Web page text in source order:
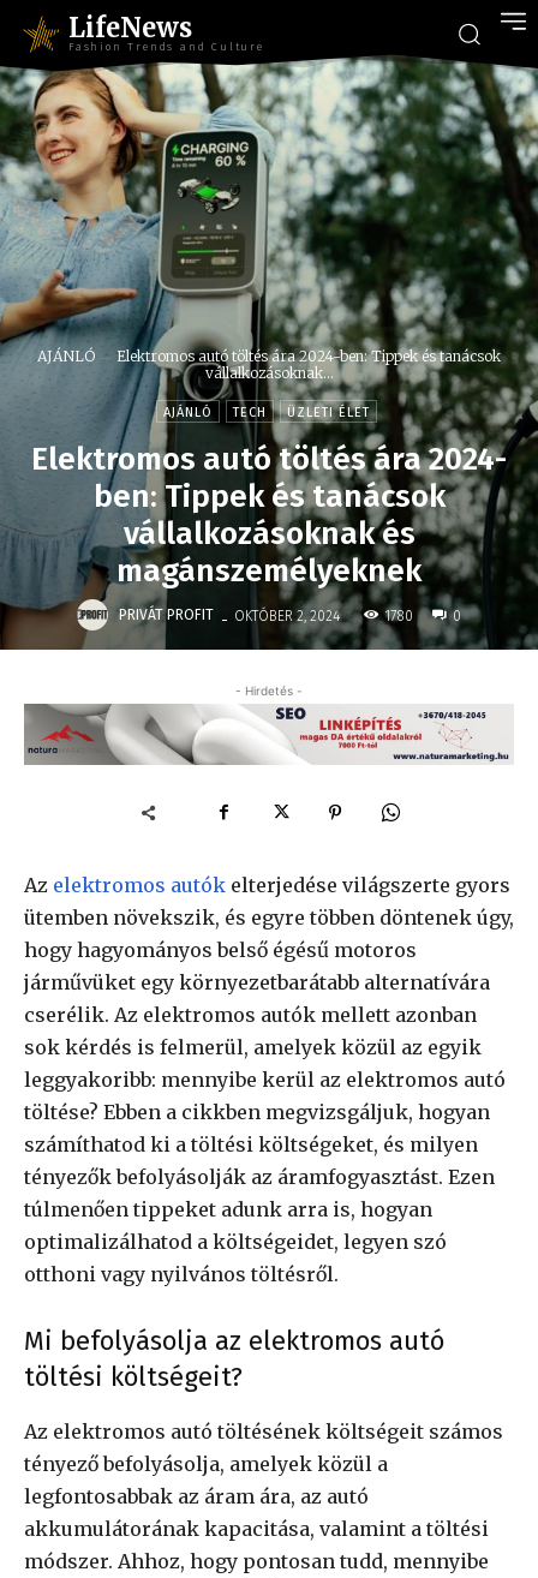
LifeNews
Fashion Trends and Culture
AJÁNLÓ
Elektromos autó töltés ára 2024-ben: Tippek és tanácsok
vállalkozásoknak...
AJÁNLÓ TECH ÜZLETI ÉLET
Elektromos autó töltés ára 2024-
ben: Tippek és tanácsok
vállalkozásoknak és
magánszemélyeknek
PRIVÁT PROFIT - OKTÓBER 2, 2024 1780 0
- Hirdetés -
Az elektromos autók elterjedése világszerte gyors
ütemben növekszik, és egyre többen döntenek úgy,
hogy hagyományos belső égésű motoros
járművüket egy környezetbarátabb alternatívára
cserélik. Az elektromos autók mellett azonban
sok kérdés is felmerül, amelyek közül az egyik
leggyakoribb: mennyibe kerül az elektromos autó
töltése? Ebben a cikkben megvizsgáljuk, hogyan
számíthatod ki a töltési költségeket, és milyen
tényezők befolyásolják az áramfogyasztást. Ezen
túlmenően tippeket adunk arra is, hogyan
optimalizálhatod a költségeidet, legyen szó
otthoni vagy nyilvános töltésről.
Mi befolyásolja az elektromos autó
töltési költségeit?
Az elektromos autó töltésének költségeit számos
tényező befolyásolja, amelyek közül a
legfontosabbak az áram ára, az autó
akkumulátorának kapacitása, valamint a töltési
módszer. Ahhoz, hogy pontosan tudd, mennyibe